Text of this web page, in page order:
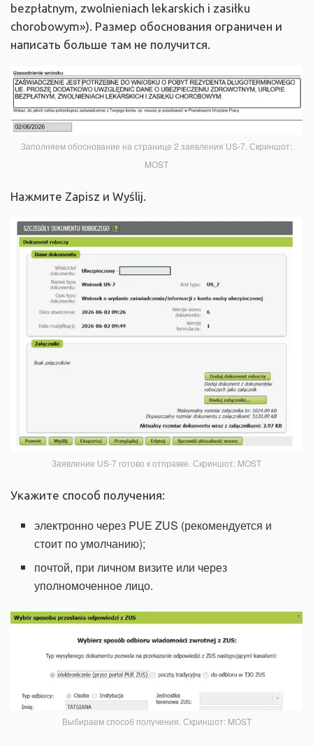
bezpłatnym, zwolnieniach lekarskich i zasiłku
chorobowym»). Размер обоснования ограничен и
написать больше там не получится.
Заполняем обоснование на странице 2 заявления US-7. Скриншот:
MOST
Нажмите Zapisz и Wyślij.
Заявление US-7 готово к отправке. Скриншот: MOST
Укажите способ получения:
электронно через PUE ZUS (рекомендуется и
стоит по умолчанию);
почтой, при личном визите или через
уполномоченное лицо.
Выбираем способ получения. Скриншот: MOST